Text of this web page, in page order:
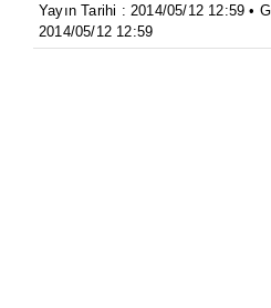
Yayın Tarihi : 2014/05/12 12:59 •
2014/05/12 12:59